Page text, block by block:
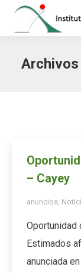
– Cayey
anuncios,
Oportunidad
Estimados
anunciada